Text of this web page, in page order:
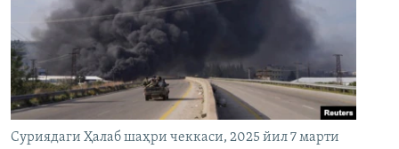
Суриядаги Ҳалаб шаҳри чеккаси, 2025 йил 7 марти